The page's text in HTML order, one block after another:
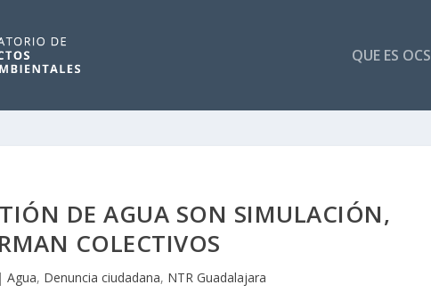
QUE ES
DE AGUA SON SIMULACIÓN,
COLECTIVOS
|Agua, Denuncia ciudadana, NTR Guadalajara